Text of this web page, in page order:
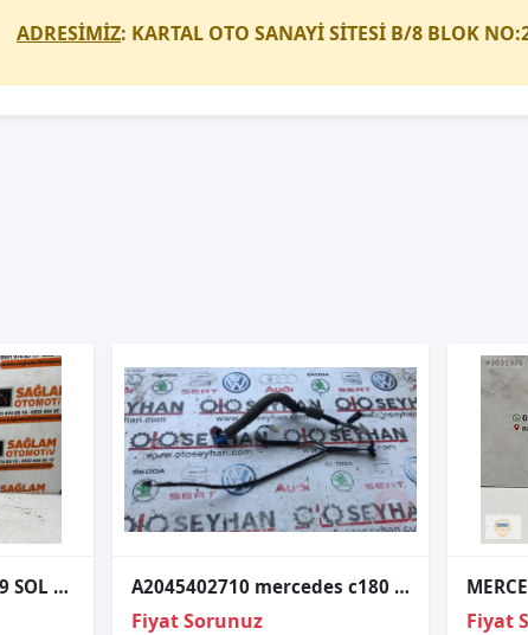
ADRESİMİZ: KARTAL OTO SANAYİ SİTESİ B/8 BLOK
ÇIKMA MERCEDES W169 SOL ARKA STOP A1698200364L A2045402710 mercedes c180 204 sol arka kapı kartonu tesisatı
Fiyat Sorunuz Fiyat